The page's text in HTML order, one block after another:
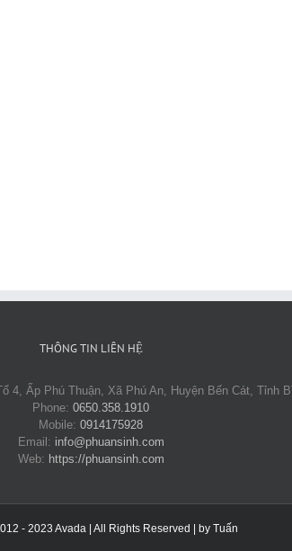
THÔNG TIN LIÊN HỆ
4, Ấp Phú Thuận, Xã Phú An, Huyện Bến Cát, Tỉnh
Phone: 0650.358.1910
Mobile: 0914175928
Email: info@phuansinh.com
Web: https://phuansinh.com
- 2023 Avada | All Rights Reserved | by Tuấn